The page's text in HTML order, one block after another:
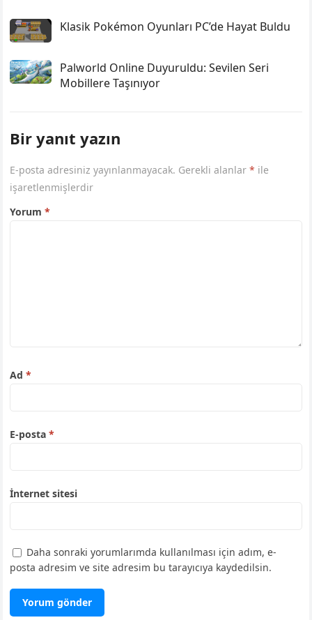
Klasik Pokémon Oyunları PC’de Hayat Buldu
Palworld Online Duyuruldu: Sevilen Seri
Mobillere Taşınıyor
Bir yanıt yazın
E-posta adresiniz yayınlanmayacak. Gerekli alanlar* ile
işaretlenmişlerdir
Yorum*
Ad*
E-posta*
İnternet sitesi
Daha sonraki yorumlarımda kullanılması için adım, e-
posta adresim ve site adresim bu tarayıcıya kaydedilsin.